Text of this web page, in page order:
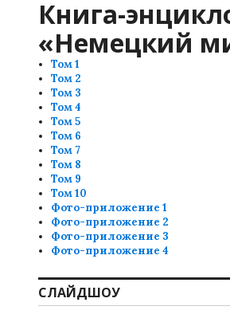
Книга-
«Немецкий
Том 1
Том 2
Том 3
Том 4
Том 5
Том 6
Том 7
Том 8
Том 9
Том 10
Фото-приложение 1
Фото-приложение 2
Фото-приложение 3
Фото-приложение 4
СЛАЙДШОУ